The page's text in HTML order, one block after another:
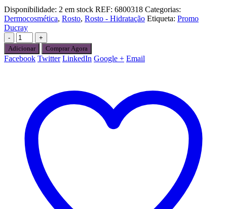
Disponibilidade: 2 em stock REF: 6800318 Categorias:
Dermocosmética, Rosto, Rosto - Hidratação Etiqueta: Promo
Ducray
-
+
Adicionar
Comprar Agora
Facebook Twitter LinkedIn Google + Email